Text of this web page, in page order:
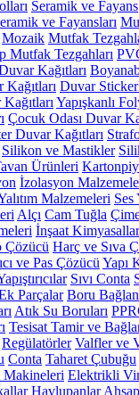
Seramik ve Fayans
ve Fayansları
Mozaik Mutfak
Mutfak Tezgahları
Kağıtları
Duvar
Yapışkanlı
Çocuk Odası Duvar
Duvar Kağıtları
Silikon ve Mastikler
Ürünleri
İzolasyon
Malzemeleri Ses
Alçı Cam Tuğla
İnşaat
Çözücü Harç ve Sıva
ve Pas Çözücü Yapı
Sıvı Conta
Parçalar Boru
Atık Su Boruları
Tesisat Tamir ve
Regülatörler Valfler ve
Conta Taharet Çubuğu
Makineleri Elektrikli
Havlupanlar